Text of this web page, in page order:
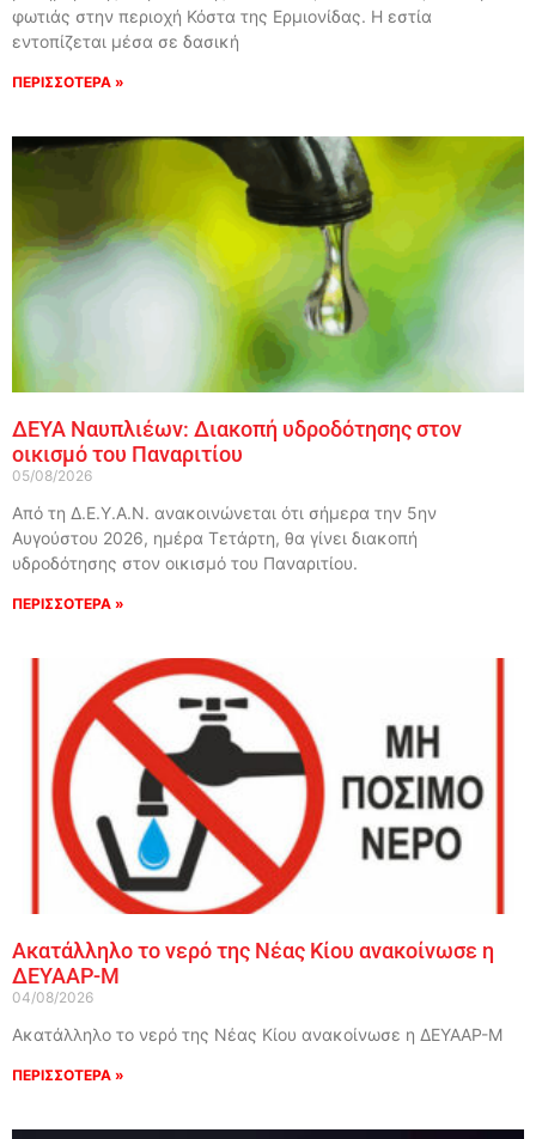
φωτιάς στην περιοχή Κόστα της Ερμιονίδας. Η εστία
εντοπίζεται μέσα σε δασική
ΠΕΡΙΣΣΟΤΕΡΑ »
ΔΕΥΑ Ναυπλιέων: Διακοπή υδροδότησης στον
οικισμό του Παναριτίου
05/08/2026
Από τη Δ.Ε.Υ.Α.Ν. ανακοινώνεται ότι σήμερα την 5ην
Αυγούστου 2026, ημέρα Τετάρτη, θα γίνει διακοπή
υδροδότησης στον οικισμό του Παναριτίου.
ΠΕΡΙΣΣΟΤΕΡΑ »
Ακατάλληλο το νερό της Νέας Κίου ανακοίνωσε η
ΔΕΥΑΑΡ-Μ
04/08/2026
Ακατάλληλο το νερό της Νέας Κίου ανακοίνωσε η ΔΕΥΑΑΡ-Μ
ΠΕΡΙΣΣΟΤΕΡΑ »